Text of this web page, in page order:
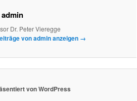
Dr. Peter Vieregge
von admin anzeigen →
von WordPress